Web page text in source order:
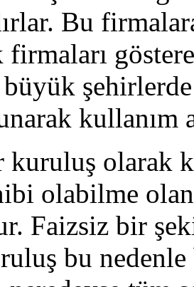
Bu
kullanım
olarak
olabilme
Faizsiz bir
bu